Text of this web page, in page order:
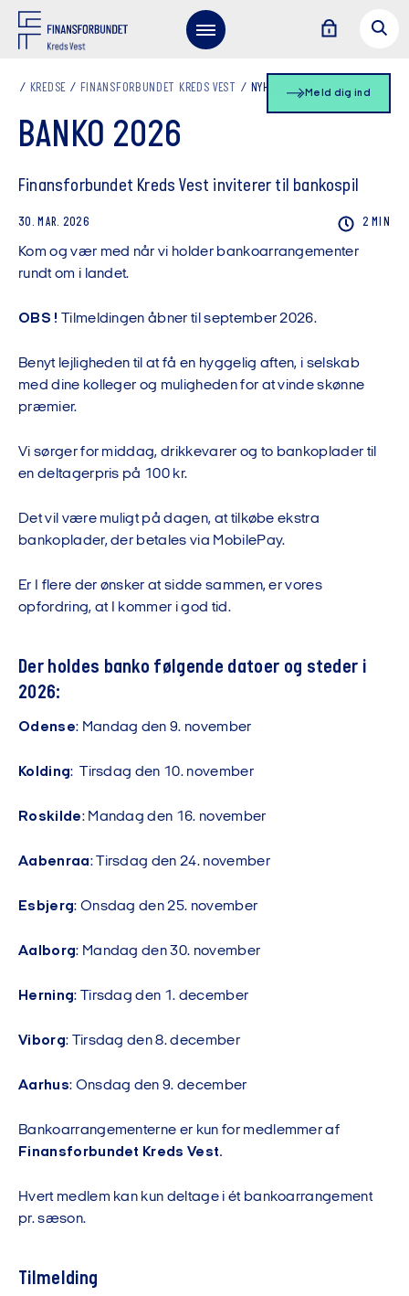
Meld dig ind
KREDSE FINANSFORBUNDET KREDS VEST NYHEDSLISTE
BANKO 2026
Finansforbundet Kreds Vest inviterer til bankospil
30. MAR. 2026 2 MIN
Kom og vær med når vi holder bankoarrangementer
rundt om i landet.
OBS ! Tilmeldingen åbner til september 2026.
Benyt lejligheden til at få en hyggelig aften, i selskab
med dine kolleger og muligheden for at vinde skønne
præmier.
Vi sørger for middag, drikkevarer og to bankoplader til
en deltagerpris på 100 kr.
Det vil være muligt på dagen, at tilkøbe ekstra
bankoplader, der betales via MobilePay.
Er I flere der ønsker at sidde sammen, er vores
opfordring, at I kommer i god tid.
Der holdes banko følgende datoer og steder i
2026:
Odense: Mandag den 9. november
Kolding: Tirsdag den 10. november
Roskilde: Mandag den 16. november
Aabenraa: Tirsdag den 24. november
Esbjerg: Onsdag den 25. november
Aalborg: Mandag den 30. november
Herning: Tirsdag den 1. december
Viborg: Tirsdag den 8. december
Aarhus: Onsdag den 9. december
Bankoarrangementerne er kun for medlemmer af
Finansforbundet Kreds Vest.
Hvert medlem kan kun deltage i ét bankoarrangement
pr. sæson.
Tilmelding